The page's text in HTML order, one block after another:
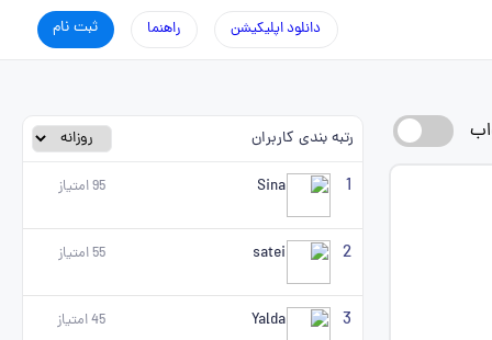
ثبت نام راهنما دانلود اپلیکیشن
رتبه بندی کاربران
1
Sina
95امتیاز
2
satei
55امتیاز
3
Yalda
45امتیاز